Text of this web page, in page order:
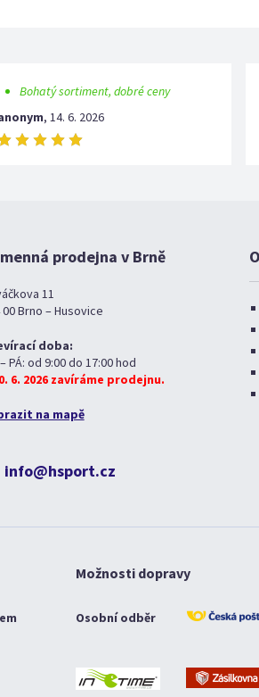
Bohatý sortiment, dobré ceny
, 14. 6. 2026
prodejna v Brně
11
00 Brno – Husovice
doba:
PÁ: od 9:00 do 17:00 hod
6. 2026 zavíráme prodejnu.
na mapě
info@hsport.cz
Možnosti dopravy
Osobní odběr